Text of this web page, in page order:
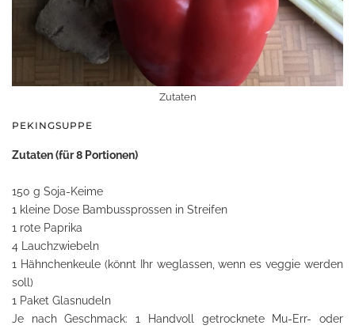
Zutaten
PEKINGSUPPE
Zutaten (für 8 Portionen)
150 g Soja-Keime
1 kleine Dose Bambussprossen in Streifen
1 rote Paprika
4 Lauchzwiebeln
1 Hähnchenkeule (könnt Ihr weglassen, wenn es veggie werden
soll)
1 Paket Glasnudeln
Je nach Geschmack: 1 Handvoll getrocknete Mu-Err- oder